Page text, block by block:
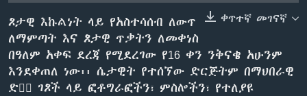
ቋንቋዎች
ቀጥተኛ መገናኛ
ጾታዊ እኩልነት ላይ የአስተሳሰብ ለውጥ
ለማምጣት እና ጾታዊ ጥቃትን ለመቀነስ
በዓለም አቀፍ ደረጃ የሚደረገው የ16 ቀን ንቅናቄ አሁንም
እንደቀጠለ ነው፡፡ ሴታዊት የተሰኘው ድርጅትም በማህበራዊ
ድረ፟ ገጾች ላይ ፎቶግራፎችን፣ ምስሎችን፣ የተለያዩ